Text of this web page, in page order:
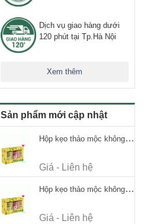
Dịch vụ giao hàng dưới
120 phút tại Tp.Hà Nội
Xem thêm
Sản phẩm mới cập nhật
Hộp kẹo thảo mộc không đường Ricola Signature 112.5g
Giá - Liên hệ
Hộp kẹo thảo mộc không đường Ricola Signature 112.5g
Giá - Liên hệ